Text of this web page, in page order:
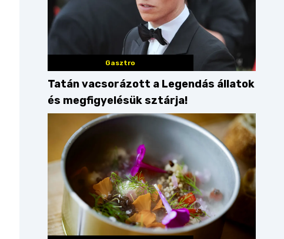
Gasztro
Tatán vacsorázott a Legendás állatok
és megfigyelésük sztárja!